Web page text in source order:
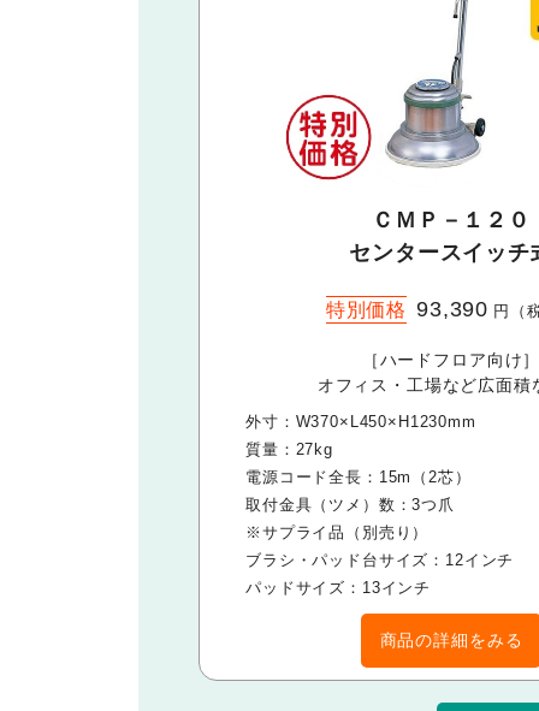
ＣＭＰ－１２０
センタースイッチ
特別価格 93,390 円（
［ハードフロア向け
オフィス・工場など広面積
外寸：W370×L450×H1230mm
質量：27kg
電源コード全長：15m（2芯）
取付金具（ツメ）数：3つ爪
※サプライ品（別売り）
ブラシ・パッド台サイズ：12インチ
パッドサイズ：13インチ
商品の詳細をみる